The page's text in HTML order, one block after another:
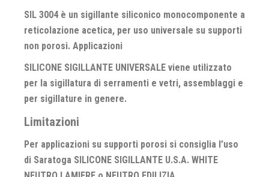
SIL 3004 è un sigillante siliconico monocomponente a
reticolazione acetica, per uso universale su supporti
non porosi. Applicazioni
SILICONE SIGILLANTE UNIVERSALE viene utilizzato
per la sigillatura di serramenti e vetri, assemblaggi e
per sigillature in genere.
Limitazioni
Per applicazioni su supporti porosi si consiglia l’uso
di Saratoga SILICONE SIGILLANTE U.S.A. WHITE